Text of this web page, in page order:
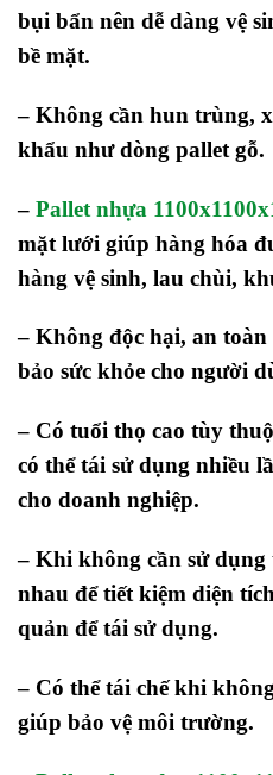
bụi bẩn nên dễ dàng vệ
bề mặt.
– Không cần hun trùng,
khẩu như dòng pallet gỗ.
– Pallet nhựa
mặt lưới giúp hàng hóa
hàng vệ sinh, lau chùi,
– Không độc hại, an
bảo sức khỏe cho người
– Có tuổi thọ cao tùy
có thể tái sử dụng nhiều
cho doanh nghiệp.
– Khi không cần sử dụng
nhau để tiết kiệm diện
quản để tái sử dụng.
– Có thể tái chế khi
giúp bảo vệ môi trường.